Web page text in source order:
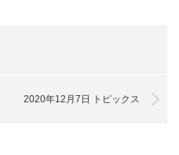
2020年12月7日 トピックス